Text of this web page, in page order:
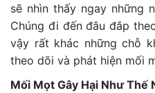
sẽ nhìn thấy ngay những
Chúng đi đến đâu đắp
vậy rất khác những chỗ
theo dõi và phát hiện mối
Mối Mọt Gây Hại Như Thế